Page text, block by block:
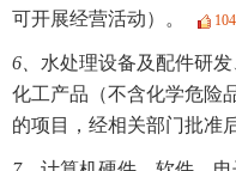
可开展经营活动）。
104
6、 水处理设备及配件研
化工产品（不含化学危险
的项目，经相关部门批准